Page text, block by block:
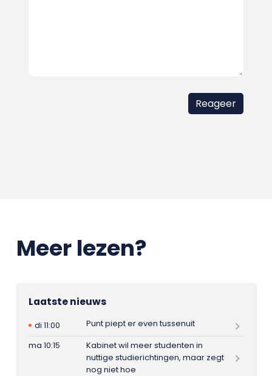
Meer lezen?
Laatste nieuws
di 11:00
Punt piept er even tussenuit
ma 10:15
Kabinet wil meer studenten in
nuttige studierichtingen, maar zegt
nog niet hoe